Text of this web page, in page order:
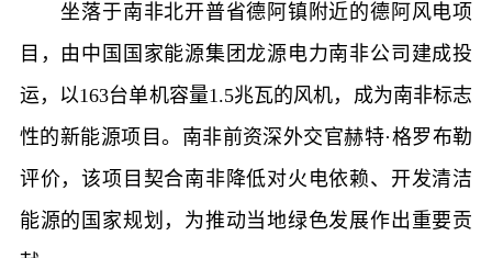
坐落于南非北开普省德阿镇附近的德阿风电项
目，由中国国家能源集团龙源电力南非公司建成投
运，以163台单机容量1.5兆瓦的风机，成为南非标志
性的新能源项目。南非前资深外交官赫特·格罗布勒
评价，该项目契合南非降低对火电依赖、开发清洁
能源的国家规划，为推动当地绿色发展作出重要贡